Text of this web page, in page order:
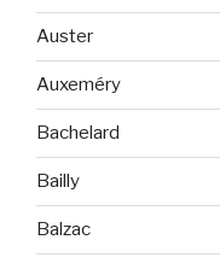
Auster
Auxeméry
Bachelard
Bailly
Balzac